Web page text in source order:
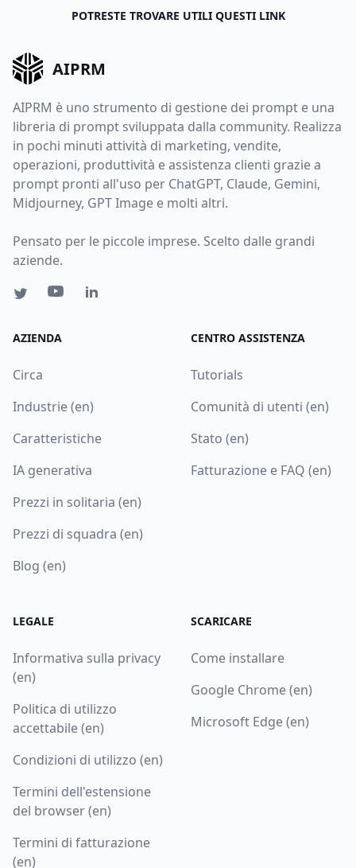
POTRESTE TROVARE UTILI QUESTI LINK
AIPRM
AIPRM è uno strumento di gestione dei prompt e una
libreria di prompt sviluppata dalla community. Realizza
in pochi minuti attività di marketing, vendite,
operazioni, produttività e assistenza clienti grazie a
prompt pronti all'uso per ChatGPT, Claude, Gemini,
Midjourney, GPT Image e molti altri.
Pensato per le piccole imprese. Scelto dalle grandi
aziende.
AZIENDA
Circa
Industrie (en)
Caratteristiche
IA generativa
Prezzi in solitaria (en)
Prezzi di squadra (en)
Blog (en)
CENTRO ASSISTENZA
Tutorials
Comunità di utenti (en)
Stato (en)
Fatturazione e FAQ (en)
LEGALE
Informativa sulla privacy
(en)
Politica di utilizzo
accettabile (en)
Condizioni di utilizzo (en)
Termini dell'estensione
del browser (en)
Termini di fatturazione
(en)
SCARICARE
Come installare
Google Chrome (en)
Microsoft Edge (en)